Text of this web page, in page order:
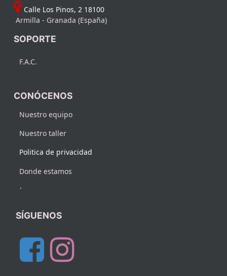
Calle Los Pinos, 2 18100
Armilla - Granada (España)
SOPORTE
F.A.C.
CONÓCENOS
Nuestro equipo
Nuestro taller
Politica de privacidad
Donde estamos
.
SÍGUENOS